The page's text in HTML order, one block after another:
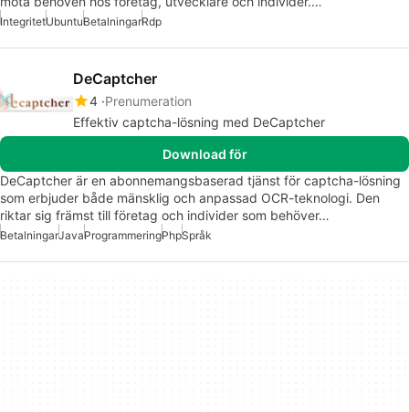
IntegritetUbuntuBetalningarRdp
DeCaptcher
4 Prenumeration
Effektiv captcha-lösning med DeCaptcher
Download för
DeCaptcher är en abonnemangsbaserad tjänst för captcha-lösning
som erbjuder både mänsklig och anpassad OCR-teknologi. Den
riktar sig främst till företag och individer som behöver…
BetalningarJavaProgrammeringPhpSpråk